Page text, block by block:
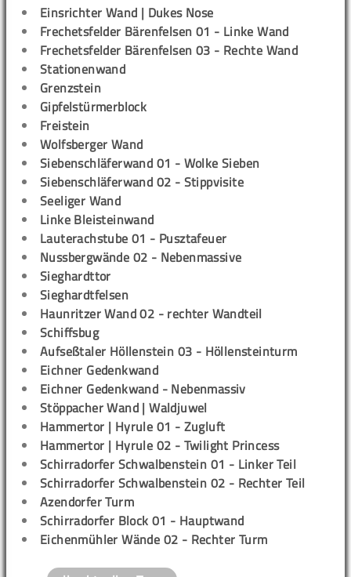
Einsrichter Wand | Dukes Nose
Frechetsfelder Bärenfelsen 01 - Linke Wand
Frechetsfelder Bärenfelsen 03 - Rechte Wand
Stationenwand
Grenzstein
Gipfelstürmerblock
Freistein
Wolfsberger Wand
Siebenschläferwand 01 - Wolke Sieben
Siebenschläferwand 02 - Stippvisite
Seeliger Wand
Linke Bleisteinwand
Lauterachstube 01 - Pusztafeuer
Nussbergwände 02 - Nebenmassive
Sieghardttor
Sieghardtfelsen
Haunritzer Wand 02 - rechter Wandteil
Schiffsbug
Aufseßtaler Höllenstein 03 - Höllensteinturm
Eichner Gedenkwand
Eichner Gedenkwand - Nebenmassiv
Stöppacher Wand | Waldjuwel
Hammertor | Hyrule 01 - Zugluft
Hammertor | Hyrule 02 - Twilight Princess
Schirradorfer Schwalbenstein 01 - Linker Teil
Schirradorfer Schwalbenstein 02 - Rechter Teil
Azendorfer Turm
Schirradorfer Block 01 - Hauptwand
Eichenmühler Wände 02 - Rechter Turm